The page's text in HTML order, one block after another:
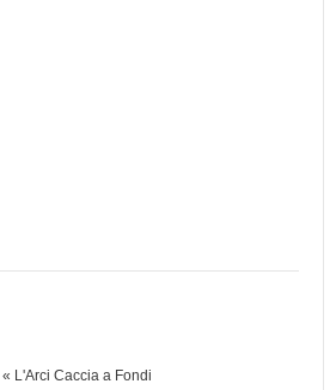
« L'Arci Caccia a Fondi